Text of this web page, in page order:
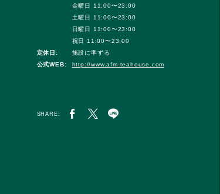
金曜日 11:00〜23:00
土曜日 11:00〜23:00
日曜日 11:00〜23:00
祝日 11:00〜23:00
定休日:
施設に準ずる
公式WEB:
http://www.afm-teahouse.com
SHARE: